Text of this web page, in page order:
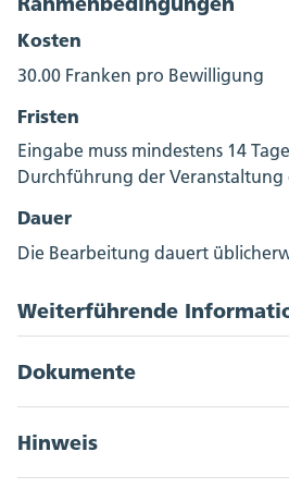
Kosten
30.00 Franken pro Bewilligung
Fristen
Eingabe muss mindestens 14
Durchführung der
Dauer
Die Bearbeitung dauert
Weiterführende
Dokumente
Akkordeon Button
Tombolas
Hinweis
Akkordeon Button